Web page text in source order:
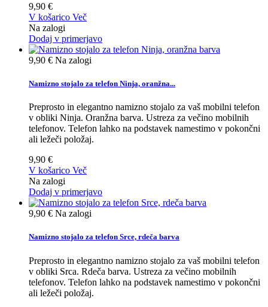
9,90 €
V košarico Več
Na zalogi
Dodaj v primerjavo
9,90 € Na zalogi
Namizno stojalo za telefon Ninja, oranžna...
Preprosto in elegantno namizno stojalo za vaš mobilni telefon
v obliki Ninja. Oranžna barva. Ustreza za večino mobilnih
telefonov. Telefon lahko na podstavek namestimo v pokončni
ali ležeči položaj.
9,90 €
V košarico Več
Na zalogi
Dodaj v primerjavo
9,90 € Na zalogi
Namizno stojalo za telefon Srce, rdeča barva
Preprosto in elegantno namizno stojalo za vaš mobilni telefon
v obliki Srca. Rdeča barva. Ustreza za večino mobilnih
telefonov. Telefon lahko na podstavek namestimo v pokončni
ali ležeči položaj.